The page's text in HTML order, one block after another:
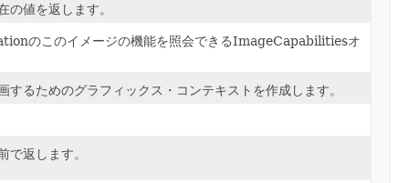
の値を返します。
のこのイメージの機能を照会できるImageCapabilitiesオ
するためのグラフィックス・コンテキストを作成します。
で返します。